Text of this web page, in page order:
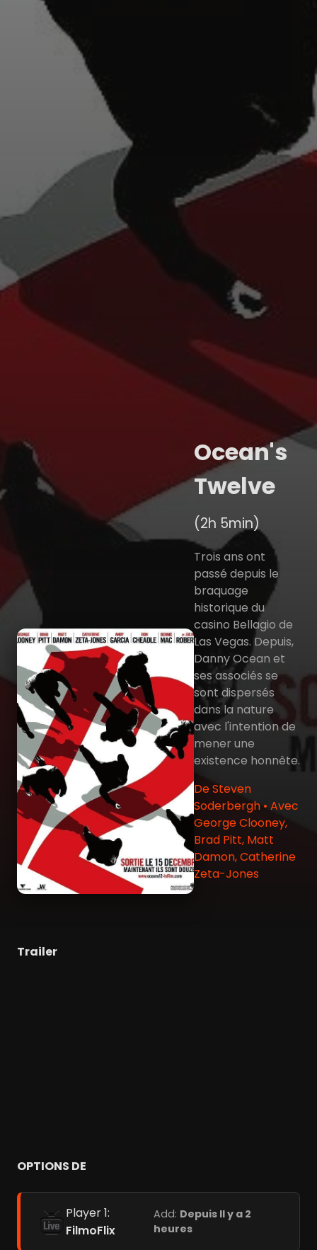
Ocean's
Twelve
(2h 5min)
Trois ans ont
passé depuis le
braquage
historique du
casino Bellagio de
Las Vegas. Depuis,
Danny Ocean et
ses associés se
sont dispersés
dans la nature
avec l'intention de
mener une
existence honnête.
De Steven
Soderbergh • Avec
George Clooney,
Brad Pitt, Matt
Damon, Catherine
Zeta-Jones
Trailer
OPTIONS DE
Player 1:
FilmoFlix
Add: Depuis Il y a 2
heures